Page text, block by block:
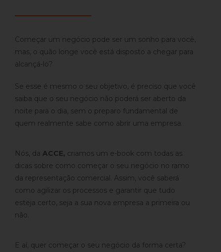
Começar um negócio pode ser um sonho para você,
mas, o quão longe você está disposto a chegar para
alcançá-lo?
Se esse é mesmo o seu objetivo, é preciso que você
saiba que o seu negócio não poderá ser aberto da
noite para o dia, sem o preparo fundamental de
quem realmente sabe como abrir uma empresa.
Nós, da ACCE, criamos um e-book com todas as
dicas sobre como começar o seu negócio no ramo
da representação comercial. Assim, você saberá
como agilizar os processos e garantir que tudo
esteja certo, seja a sua nova empresa a primeira ou
não.
E aí, quer começar o seu negócio da forma certa?